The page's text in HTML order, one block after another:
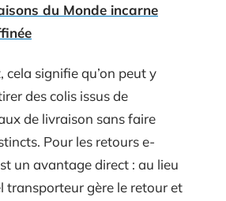
du Monde incarne
cela signifie qu’on peut y
des colis issus de
de livraison sans faire
Pour les retours e-
un avantage direct : au lieu
transporteur gère le retour et